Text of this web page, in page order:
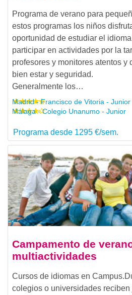
Programa de verano para
estos programas los niños
oportunidad de estudiar el
participar en actividades por la
profesores y monitores atentos y
bien estar y seguridad.
Generalmente los…
Madrid - Francisco de Vitoria - Junior
Málaga - Colegio Unanumo - Junior
Programa desde 1295 €/sem.
Campamento de
multiactividades
Cursos de idiomas en
colegios o universidades